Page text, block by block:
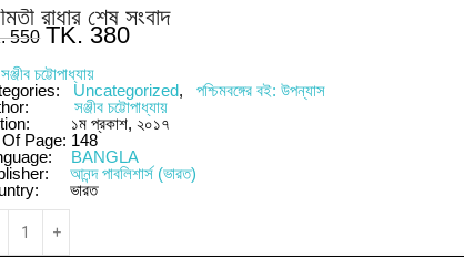
রাধার শেষ সংবাদ
550 TK.380
সঞ্জীব চট্টোপাধ্যায়
Uncategorized,
পশ্চিমবঙ্গের বই: উপন্যাস
সঞ্জীব চট্টোপাধ্যায়
১ম প্রকাশ, ২০১৭
Page: 148
BANGLA
আনন্দ পাবলিশার্স (ভারত)
ভারত